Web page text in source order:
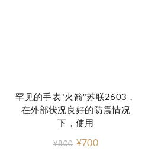
罕见的手表"火箭"苏联2603，
在外部状况良好的防震情况
下，使用
¥800 ¥700